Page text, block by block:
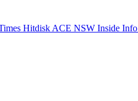
Hitdisk ACE NSW Inside Info